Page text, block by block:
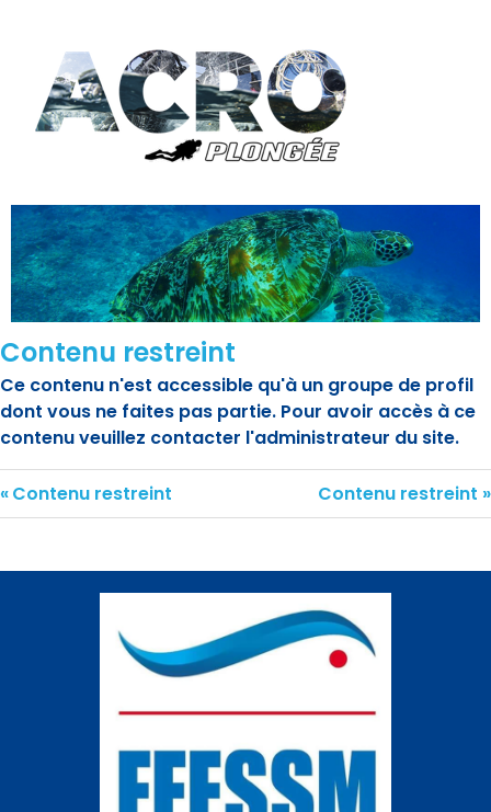
Contenu restreint
Ce contenu n'est accessible qu'à un groupe de profil
dont vous ne faites pas partie. Pour avoir accès à ce
contenu veuillez contacter l'administrateur du site.
Contenu restreint Contenu restreint